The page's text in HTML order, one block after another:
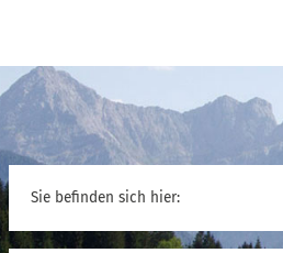
Sie befinden sich hier: